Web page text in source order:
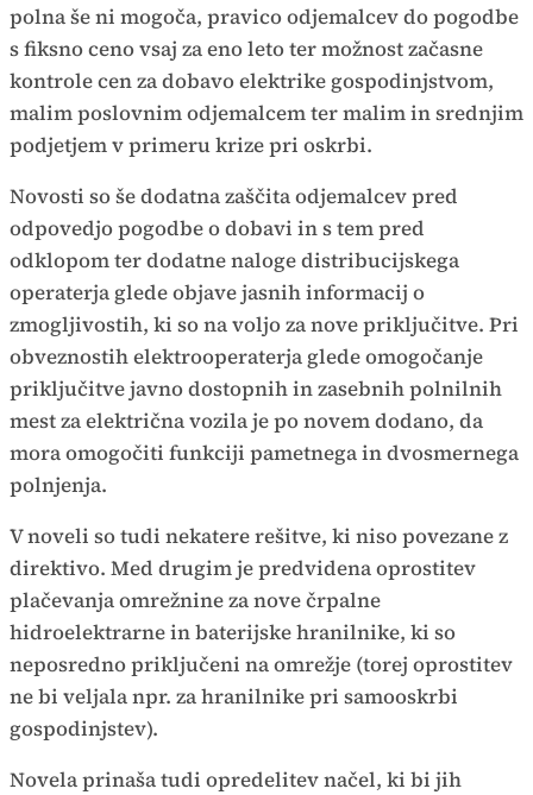
polna še ni mogoča, pravico odjemalcev do pogodbe
s fiksno ceno vsaj za eno leto ter možnost začasne
kontrole cen za dobavo elektrike gospodinjstvom,
malim poslovnim odjemalcem ter malim in srednjim
podjetjem v primeru krize pri oskrbi.
Novosti so še dodatna zaščita odjemalcev pred
odpovedjo pogodbe o dobavi in s tem pred
odklopom ter dodatne naloge distribucijskega
operaterja glede objave jasnih informacij o
zmogljivostih, ki so na voljo za nove priključitve. Pri
obveznostih elektrooperaterja glede omogočanje
priključitve javno dostopnih in zasebnih polnilnih
mest za električna vozila je po novem dodano, da
mora omogočiti funkciji pametnega in dvosmernega
polnjenja.
V noveli so tudi nekatere rešitve, ki niso povezane z
direktivo. Med drugim je predvidena oprostitev
plačevanja omrežnine za nove črpalne
hidroelektrarne in baterijske hranilnike, ki so
neposredno priključeni na omrežje (torej oprostitev
ne bi veljala npr. za hranilnike pri samooskrbi
gospodinjstev).
Novela prinaša tudi opredelitev načel, ki bi jih